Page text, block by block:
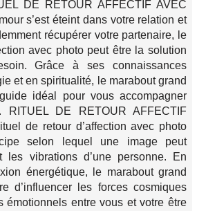
DE RETOUR AFFECTIF AVEC
s’est éteint dans votre relation et
récupérer votre partenaire, le
avec photo peut être la solution
Grâce à ses connaissances
et en spiritualité, le marabout grand
idéal pour vous accompagner
RITUEL DE RETOUR AFFECTIF
de retour d’affection avec photo
selon lequel une image peut
les vibrations d’une personne. En
énergétique, le marabout grand
d’influencer les forces cosmiques
émotionnels entre vous et votre être